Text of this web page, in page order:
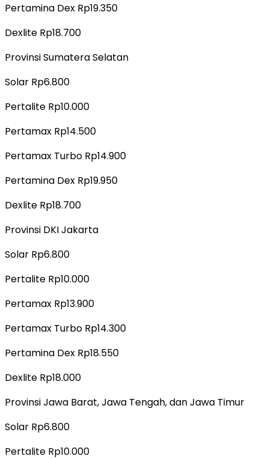
Pertamina Dex Rp19.350
Dexlite Rp18.700
Provinsi Sumatera Selatan
Solar Rp6.800
Pertalite Rp10.000
Pertamax Rp14.500
Pertamax Turbo Rp14.900
Pertamina Dex Rp19.950
Dexlite Rp18.700
Provinsi DKI Jakarta
Solar Rp6.800
Pertalite Rp10.000
Pertamax Rp13.900
Pertamax Turbo Rp14.300
Pertamina Dex Rp18.550
Dexlite Rp18.000
Provinsi Jawa Barat, Jawa Tengah, dan Jawa Timur
Solar Rp6.800
Pertalite Rp10.000